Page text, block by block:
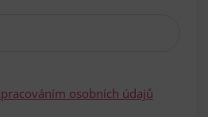
osobních údajů